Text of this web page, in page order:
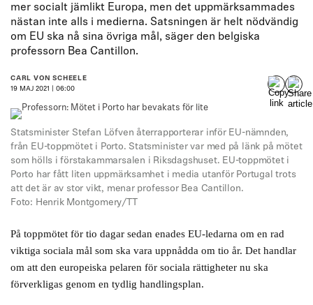
mer socialt jämlikt Europa, men det uppmärksammades
nästan inte alls i medierna. Satsningen är helt nödvändig
om EU ska nå sina övriga mål, säger den belgiska
professorn Bea Cantillon.
CARL VON SCHEELE
19 MAJ 2021 | 06:00
Statsminister Stefan Löfven återrapporterar inför EU-nämnden,
från EU-toppmötet i Porto. Statsminister var med på länk på mötet
som hölls i förstakammarsalen i Riksdagshuset. EU-toppmötet i
Porto har fått liten uppmärksamhet i media utanför Portugal trots
att det är av stor vikt, menar professor Bea Cantillon.
Foto: Henrik Montgomery/TT
På toppmötet för tio dagar sedan enades EU-ledarna om en rad
viktiga sociala mål som ska vara uppnådda om tio år. Det handlar
om att den europeiska pelaren för sociala rättigheter nu ska
förverkligas genom en tydlig handlingsplan.